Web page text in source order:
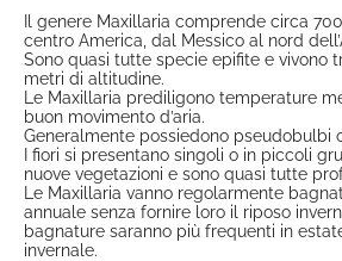
Il genere Maxillaria comprende circa
centro America, dal Messico al nord
Sono quasi tutte specie epifite e vivono
metri di altitudine.
Le Maxillaria prediligono temperature
buon movimento d’aria.
Generalmente possiedono pseudobulbi
I fiori si presentano singoli o in piccoli
nuove vegetazioni e sono quasi tutte
Le Maxillaria vanno regolarmente
annuale senza fornire loro il riposo
bagnature saranno più frequenti in
invernale.